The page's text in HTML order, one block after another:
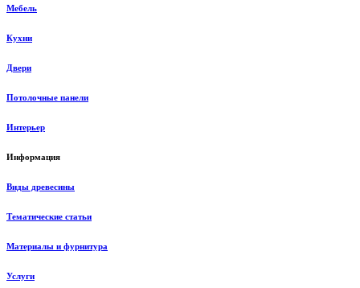
Мебель
Кухни
Двери
Потолочные панели
Интерьер
Информация
Виды древесины
Тематические статьи
Материалы и фурнитура
Услуги